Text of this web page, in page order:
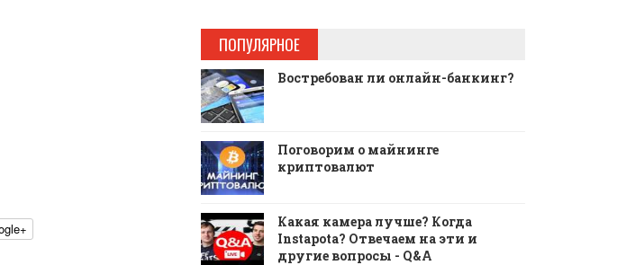
ПОПУЛЯРНОЕ
Востребован ли онлайн-банкинг?
Поговорим о майнинге
криптовалют
Какая камера лучше? Когда
Instapota? Отвечаем на эти и
другие вопросы - Q&A